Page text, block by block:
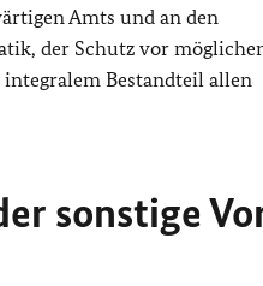
Amts und an den
der Schutz vor
Bestandteil allen
sonstige